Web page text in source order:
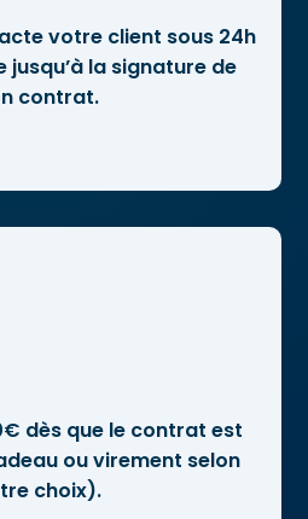
votre client sous 24h
jusqu’à la signature de
contrat.
dès que le contrat est
ou virement selon
choix).